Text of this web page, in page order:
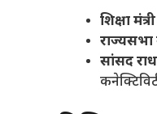
शिक्षा
सांसद